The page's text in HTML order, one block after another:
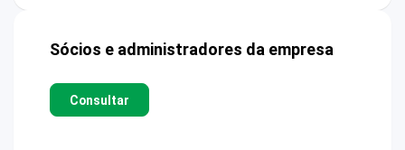
Sócios e administradores da empresa
Consultar